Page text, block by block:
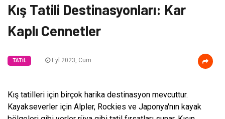
Kış Tatili Destinasyonları: Kar
Kaplı Cennetler
TATIL Eyl 2023, Cum
Kış tatilleri için birçok harika destinasyon mevcuttur.
Kayakseverler için Alpler, Rockies ve Japonya'nın kayak